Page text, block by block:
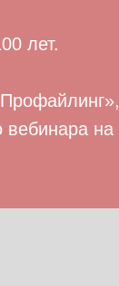
лет.
вебинара на